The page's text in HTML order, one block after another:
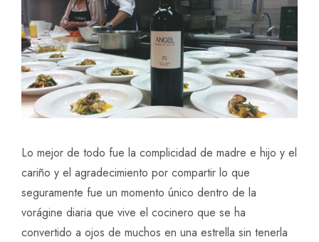
Lo mejor de todo fue la complicidad de madre e hijo y el
cariño y el agradecimiento por compartir lo que
seguramente fue un momento único dentro de la
vorágine diaria que vive el cocinero que se ha
convertido a ojos de muchos en una estrella sin tenerla